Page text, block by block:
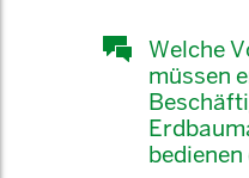
Welche
müssen